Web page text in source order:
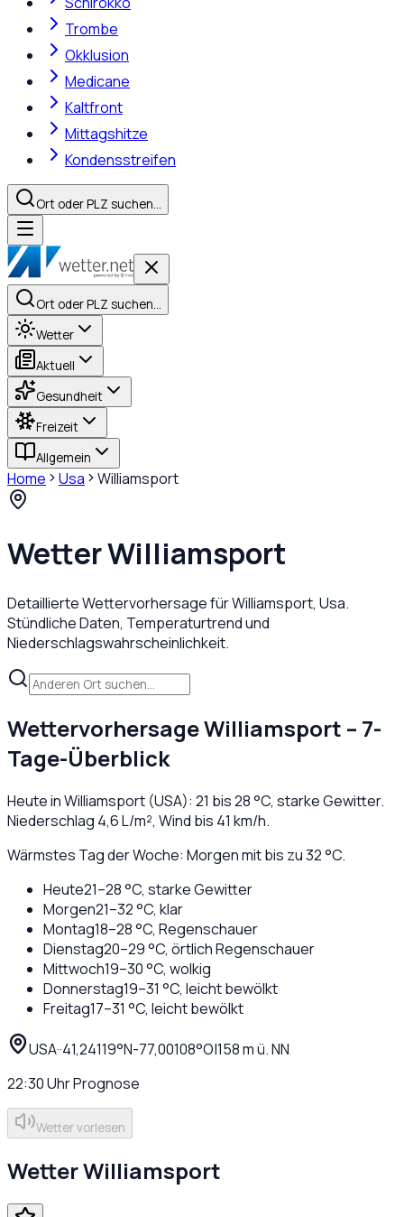
Trombe
Okklusion
Medicane
Kaltfront
Mittagshitze
Kondensstreifen
Ort oder PLZ suchen…
Ort oder PLZ suchen…
Wetter
Aktuell
Gesundheit
Freizeit
Allgemein
Home Usa Williamsport
WetterWilliamsport
Detaillierte Wettervorhersage fürWilliamsport, Usa.
Stündliche Daten, Temperaturtrend und
Niederschlagswahrscheinlichkeit.
WettervorhersageWilliamsport – 7-
Tage-Überblick
Heute inWilliamsport (USA): 21 bis28°C, starke Gewitter.
Niederschlag 4,6L/m², Wind bis 41 km/h.
Wärmstes Tag der Woche: Morgen mit bis zu 32 °C.
Heute21–28°C, starke Gewitter
Morgen21–32°C, klar
Montag18–28°C, Regenschauer
Dienstag20–29°C, örtlich Regenschauer
Mittwoch19–30°C, wolkig
Donnerstag19–31 °C, leicht bewölkt
Freitag17–31 °C, leicht bewölkt
USA··41,24119°N-77,00108°O|158m ü. NN
22:30UhrPrognose
Wetter vorlesen
WetterWilliamsport